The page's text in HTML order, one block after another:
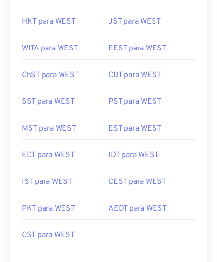
HKT para WEST JST para WEST
WITA para WEST EEST para WEST
ChST para WEST CDT para WEST
SST para WEST PST para WEST
MST para WEST EST para WEST
EDT para WEST IDT para WEST
IST para WEST CEST para WEST
PKT para WEST AEDT para WEST
CST para WEST